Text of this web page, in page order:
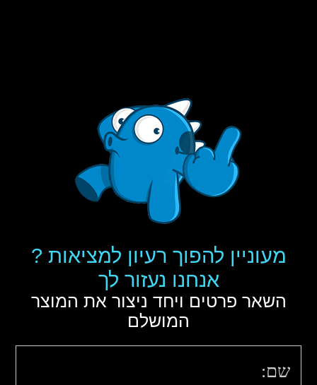
מעוניין להפוך רעיון למציאות ?
אנחנו נעזור לך
השאר פרטים ויחד ניצור את המוצר
המושלם